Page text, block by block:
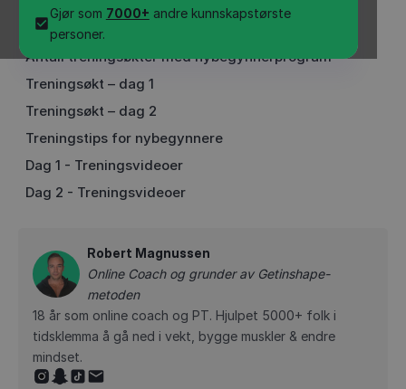
Gjør som 7000+ andre kunnskapstørste
personer.
INNHOLD•2 min
Antall treningsøkter med nybegynnerprogram
Treningsøkt – dag 1
Treningsøkt – dag 2
Treningstips for nybegynnere
Dag 1 - Treningsvideoer
Dag 2 - Treningsvideoer
Robert Magnussen
Online Coach og grunder av Getinshape-
metoden
18 år som online coach og PT. Hjulpet 5000+ folk i
tidsklemma å gå ned i vekt, bygge muskler & endre
mindset.